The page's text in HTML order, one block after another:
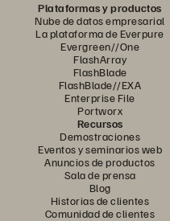
Plataformas y productos
Nube de datos empresarial
La plataforma de Everpure
Evergreen//One
FlashArray
FlashBlade
FlashBlade//EXA
Enterprise File
Portworx
Recursos
Demostraciones
Eventos y seminarios web
Anuncios de productos
Sala de prensa
Blog
Historias de clientes
Comunidad de clientes